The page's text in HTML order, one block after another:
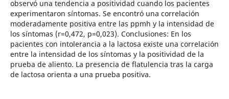
observó una tendencia a positividad cuando los pacientes
experimentaron síntomas. Se encontró una correlación
moderadamente positiva entre las ppmh y la intensidad de
los síntomas (r=0,472, p=0,023). Conclusiones: En los
pacientes con intolerancia a la lactosa existe una correlación
entre la intensidad de los síntomas y la positividad de la
prueba de aliento. La presencia de flatulencia tras la carga
de lactosa orienta a una prueba positiva.